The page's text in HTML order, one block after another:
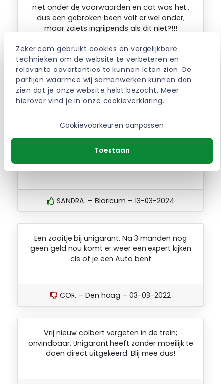
Zeker.com gebruikt cookies en vergelijkbare
technieken om de website te verbeteren en
relevante advertenties te kunnen laten zien. De
partijen waarmee wij samenwerken kunnen dan
zien dat je onze website hebt bezocht. Meer
hierover vind je in onze cookieverklaring.
Cookievoorkeuren aanpassen
Toestaan
niet onder de voorwaarden en dat was het..
dus een gebroken been valt er wel onder,
maar zoiets ingrijpends als dit niet?!!!
CHRISTI. – Geldermalsen – 16-09-2025
Onze zoon was gerold in antwerpen. Telefoon
weg, id, ov studentenkaart en bankpas. Van
de telefoon geen nota meer. Alles
gisteravond digitaal geclaimd en vanmorgen
telefoon met dagwaarde ook. Super
verzekering, kan het iedereen aanraden!!!!!
SANDRA. – Blaricum – 13-03-2024
Een zooitje bij unigarant. Na 3 manden nog
geen geld nou komt er weer een expert kijken
als of je een Auto bent
COR. – Den haag – 03-08-2022
Vrij nieuw colbert vergeten in de trein;
onvindbaar. Unigarant heeft zonder moeilijk te
doen direct uitgekeerd. Blij mee dus!